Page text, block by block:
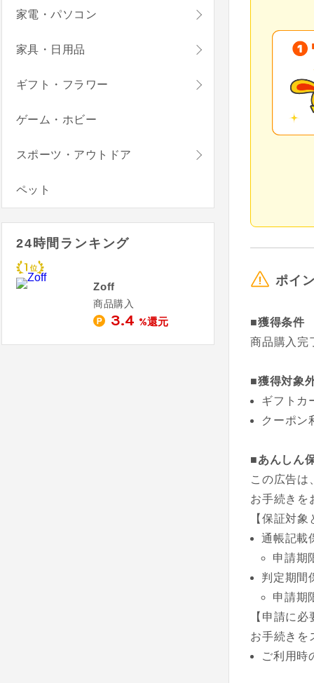
ポイ
■獲得条件
商品購入完
■獲得対象
ギフトカ
クーポン
■あんしん
この広告は
お手続きを
【保証対
通帳記載
申請期
判定期間
申請期
【申請に
お手続きを
ご利用時
家電・パソコン
家具・日用品
ギフト・フラワー
ゲーム・ホビー
スポーツ・アウトドア
ペット
24時間ランキング
Zoff
商品購入
3.4 %還元